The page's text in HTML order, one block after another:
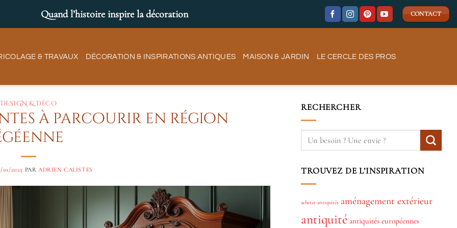
Quand l’histoire inspire la décoration CONTACT
& TRAVAUX DÉCORATION & INSPIRATIONS ANTIQUES MAISON & JARDIN LE CERCLE DES PROS
DESIGN & DÉCO
à parcourir en région
10/2025 PAR ADRIEN CALISTES
RECHERCHER
TROUVEZ DE L’INSPIRATION
acheter antiquités aménagement extérieur
antiquité antiquités européennes